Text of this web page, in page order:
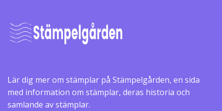
Lär dig mer om stämplar på Stämpelgården, en sida
med information om stämplar, deras historia och
samlande av stämplar.